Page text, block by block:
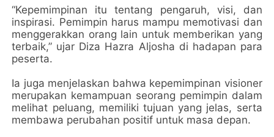
“Kepemimpinan itu tentang pengaruh, visi, dan
inspirasi. Pemimpin harus mampu memotivasi dan
menggerakkan orang lain untuk memberikan yang
terbaik,” ujar Diza Hazra Aljosha di hadapan para
peserta.
Ia juga menjelaskan bahwa kepemimpinan visioner
merupakan kemampuan seorang pemimpin dalam
melihat peluang, memiliki tujuan yang jelas, serta
membawa perubahan positif untuk masa depan.